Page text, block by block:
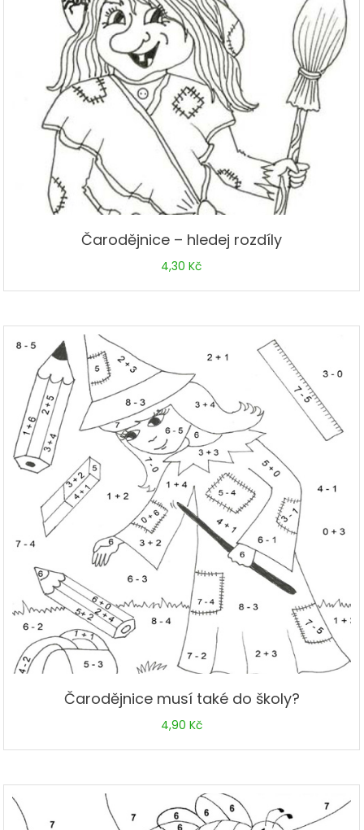
Čarodějnice – hledej rozdíly
4,30Kč
Čarodějnice musí také do školy?
4,90 Kč